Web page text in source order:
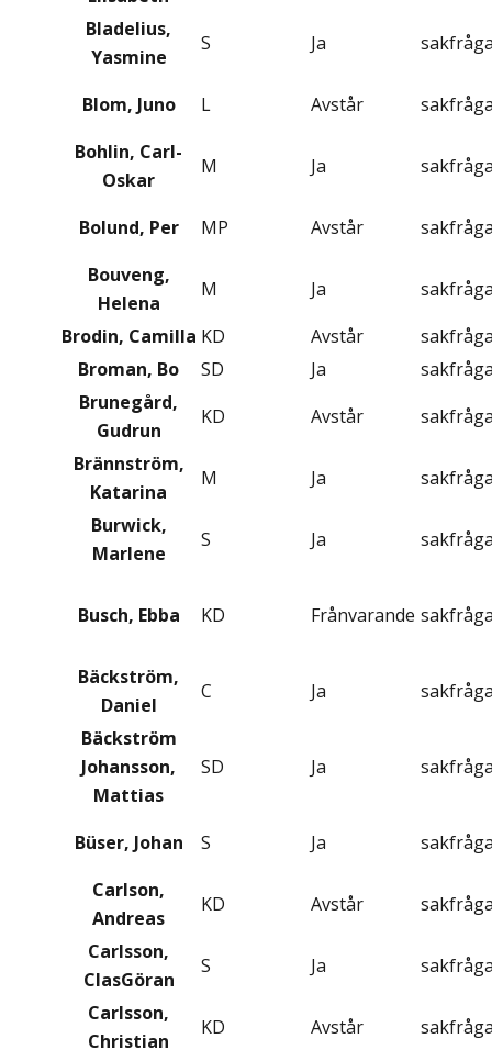
Bladelius,
Yasmine
S Ja
Blom, Juno L Avstår
Bohlin, Carl-
Oskar
M Ja
Bolund, Per MP Avstår
Bouveng,
Helena
M Ja
Brodin, Camilla KD Avstår
Broman, Bo
SD Ja
Brunegård,
Gudrun
KD Avstår
Brännström,
Katarina
M Ja
Burwick,
Marlene
S Ja
Busch, Ebba KD Frånvarande
Bäckström,
Daniel
C Ja
Bäckström
Johansson,
Mattias
SD Ja
Büser, Johan S Ja
Carlson,
Andreas
KD Avstår
Carlsson,
ClasGöran
S Ja
Carlsson,
Christian
KD Avstår